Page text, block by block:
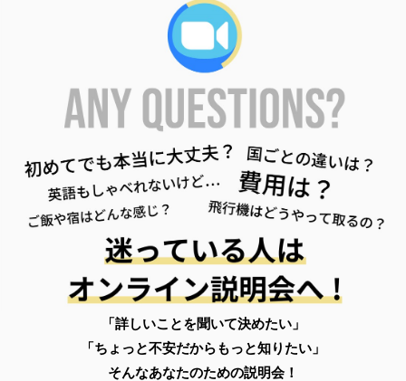
「詳しいことを聞いて決めたい」
「ちょっと不安だからもっと知りたい」
そんなあなたのための説明会！